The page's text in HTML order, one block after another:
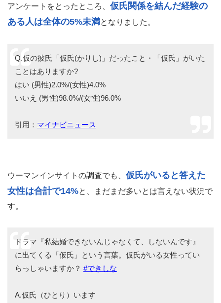
アンケートをとったところ、仮氏関係を結んだ経験の
ある人は全体の5%未満となりました。
Q.仮の彼氏「仮氏(かりし)」だったこと・「仮氏」がいた
ことはありますか?
はい (男性)2.0%/(女性)4.0%
いいえ (男性)98.0%/(女性)96.0%
引用： マイナビニュース
ウーマンインサイトの調査でも、仮氏がいると答えた
女性は合計で14%と、まだまだ多いとは言えない状況で
す。
ドラマ『私結婚できないんじゃなくて、しないんです』
に出てくる「仮氏」という言葉。仮氏がいる女性ってい
らっしゃいますか？ #できしな
A.仮氏（ひとり）います